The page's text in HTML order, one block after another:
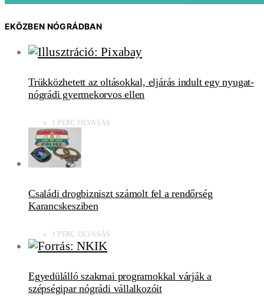
EKÖZBEN NÓGRÁDBAN
Trükközhetett az oltásokkal, eljárás indult egy nyugat-
nógrádi gyermekorvos ellen
1 PERC OLVASÁS
Családi drogbizniszt számolt fel a rendőrség
Karancskesziben
1 PERC OLVASÁS
Egyedülálló szakmai programokkal várják a
szépségipar nógrádi vállalkozóit